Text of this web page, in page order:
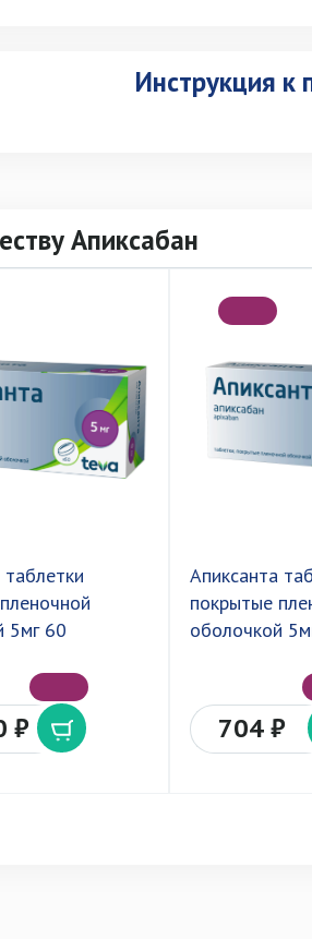
Инструкция к
Апиксабан
5мг 60
₽
Апиксанта
покрытые
оболочкой
704 ₽